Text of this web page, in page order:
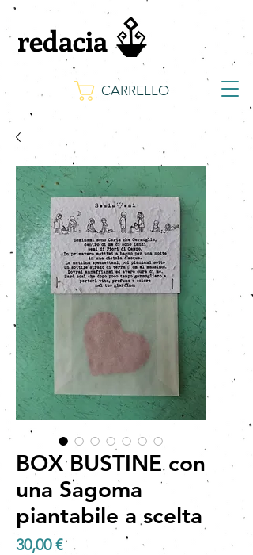
CARRELLO
redacia
BOX BUSTINE con
una Sagoma
piantabile a scelta
30,00 €Prezzo